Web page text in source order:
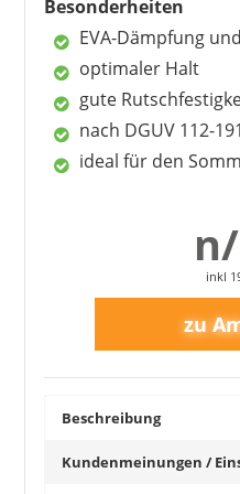
Besonderheiten
EVA-Dämpfung
optimaler Halt
gute
nach DGUV 112-
ideal für den
inkl
Beschreibung
Kundenmeinungen /